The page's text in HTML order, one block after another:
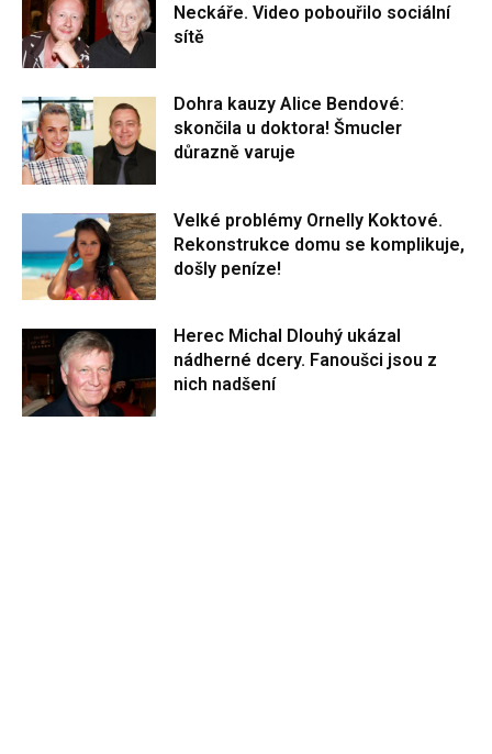
Neckáře. Video pobouřilo sociální
sítě
Dohra kauzy Alice Bendové:
skončila u doktora! Šmucler
důrazně varuje
Velké problémy Ornelly Koktové.
Rekonstrukce domu se komplikuje,
došly peníze!
Herec Michal Dlouhý ukázal
nádherné dcery. Fanoušci jsou z
nich nadšení